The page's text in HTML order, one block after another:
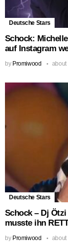
Deutsche Stars
Schock:
auf Instagram
by Promiwood about
Deutsche Stars
Schock – Dj
musste ihn
by Promiwood about